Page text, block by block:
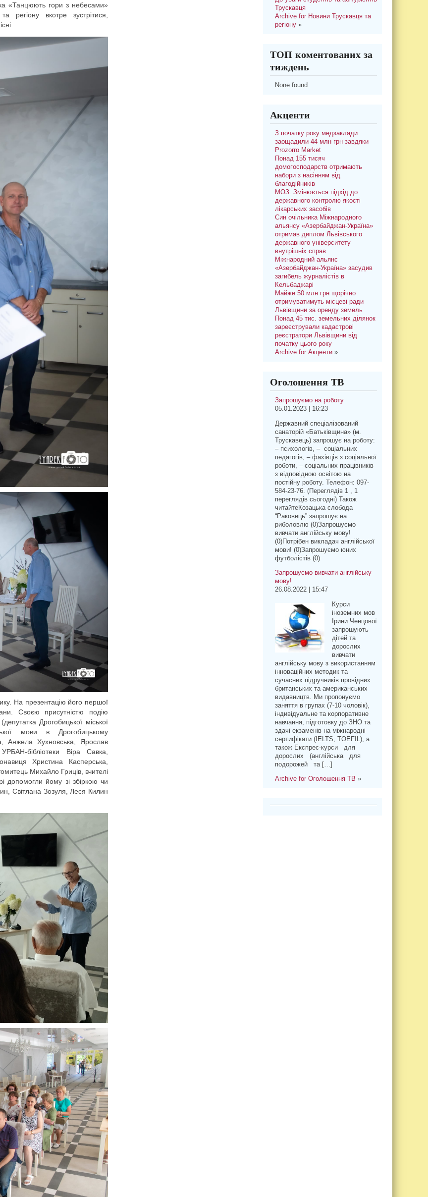
«Танцюють гори з небесами»
вкотре зустрітися,
На презентацію його першої
Своєю присутністю подію
Дрогобицької міської
мови в Дрогобицькому
Анжела Хухновська, Ярослав
бібліотеки Віра Савка,
Христина Касперська,
Михайло Гриців, вчителі
допомогли йому зі збіркою чи
Світлана Зозуля, Леся Килин
Трускавця
Archive for Новини Трускавця та
регіону»
ТОП коментованих за
тиждень
None found
Акценти
З початку року медзаклади
заощадили 44 млн грн завдяки
Prozorro Market
Понад 155 тисяч
домогосподарств отримають
набори з насінням від
благодійників
МОЗ: Змінюється підхід до
державного контролю якості
лікарських засобів
Син очільника Міжнародного
альянсу «Азербайджан-Україна»
отримав диплом Львівського
державного університету
внутрішніх справ
Міжнародний альянс
«Азербайджан-Україна» засудив
загибель журналістів в
Кельбаджарі
Майже 50 млн грн щорічно
отримуватимуть місцеві ради
Львівщини за оренду земель
Понад 45 тис. земельних ділянок
зареєстрували кадастрові
реєстратори Львівщини від
початку цього року
Archive for Акценти»
Оголошення ТВ
Запрошуємо на роботу
05.01.2023 | 16:23
Державний спеціалізований
санаторій «Батьківщина» (м.
Трускавець) запрошує на роботу:
– психологів, – соціальних
педагогів, – фахівців з соціальної
роботи, – соціальних працівників
з відповідною освітою на
постійну роботу. Телефон: 097-
584-23-76. (Переглядів 1 , 1
переглядів сьогодні) Також
читайтеКозацька слобода
“Раковець” запрошує на
риболовлю (0)Запрошуємо
вивчати англійську мову!
(0)Потрібен викладач англійської
мови! (0)Запрошуємо юних
футболістів (0)
Запрошуємо вивчати англійську
мову!
26.08.2022 | 15:47
Курси
іноземних мов
Ірини Ченцової
запрошують
дітей та
дорослих
вивчати
англійську мову з використанням
інноваційних методик та
сучасних підручників провідних
британських та американських
видавництв. Ми пропонуємо
заняття в групах (7-10 чоловік),
індивідуальне та корпоративне
навчання, підготовку до ЗНО та
здачі екзаменів на міжнародні
сертифікати (IELTS, TOEFIL), а
також Експрес-курси для
дорослих (англійська для
подорожей та […]
Archive for Оголошення ТВ »